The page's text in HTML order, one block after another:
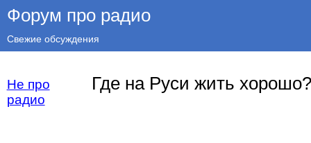
Форум про радио
Свежие обсуждения
Не про
радио
Где на Руси жить хорошо?